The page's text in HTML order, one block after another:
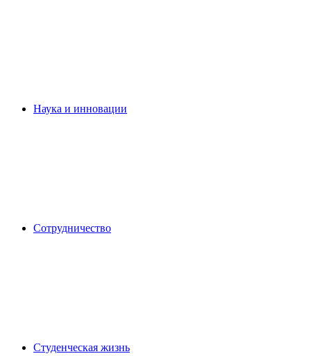
Наука и инновации
Сотрудничество
Студенческая жизнь